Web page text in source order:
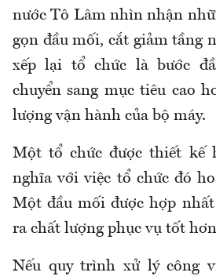
nước Tô Lâm nhìn nhận
gọn đầu mối, cắt giảm tầng
xếp lại tổ chức là bước
chuyển sang mục tiêu cao
lượng vận hành của bộ máy.
Một tổ chức được thiết kế
nghĩa với việc tổ chức đó
Một đầu mối được hợp nhất
ra chất lượng phục vụ tốt
Nếu quy trình xử lý công